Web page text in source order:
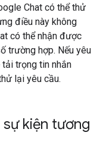
Chat có thể thử
điều này không
có thể nhận được
trường hợp. Nếu yêu
trọng tin nhắn
lại yêu cầu.
kiện tương